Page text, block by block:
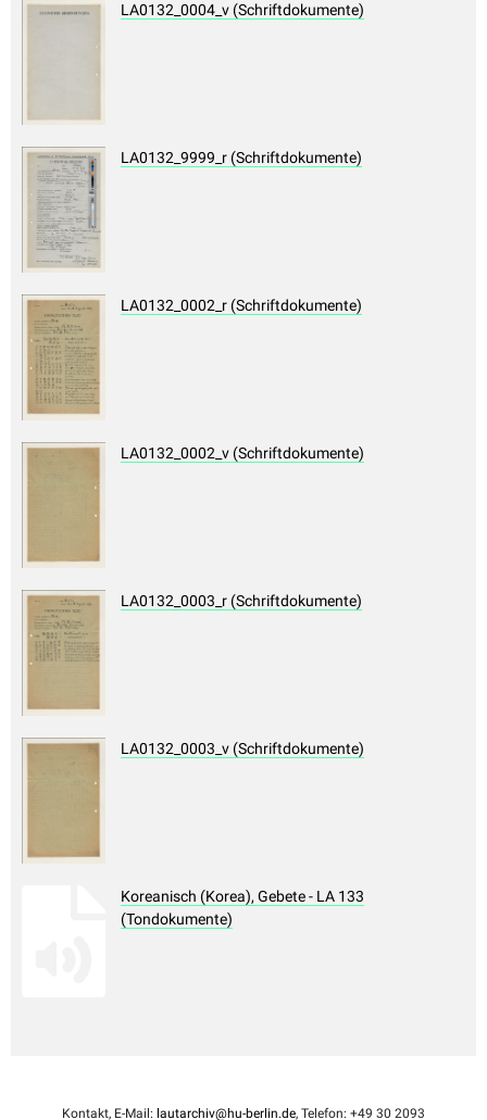
LA0132_0004_v (Schriftdokumente)
LA0132_9999_r (Schriftdokumente)
LA0132_0002_r (Schriftdokumente)
LA0132_0002_v (Schriftdokumente)
LA0132_0003_r (Schriftdokumente)
LA0132_0003_v (Schriftdokumente)
Koreanisch (Korea), Gebete - LA 133
(Tondokumente)
Kontakt, E-Mail: lautarchiv@hu-berlin.de, Telefon: +49 30 2093